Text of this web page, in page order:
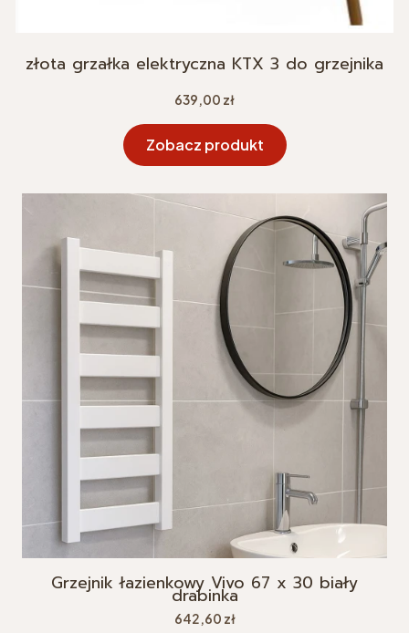
złota grzałka elektryczna KTX 3 do grzejnika
Cena
639,00 zł
Zobacz produkt
Grzejnik łazienkowy Vivo 67 x 30 biały
drabinka
Cena
642,60 zł